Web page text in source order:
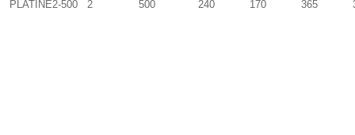
PLATINE2-500 2 500 240 170 365